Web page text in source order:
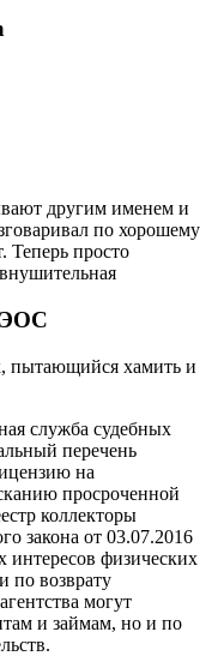
другим именем и
по хорошему
Теперь просто
ЭОС
пытающийся хамить и
служба судебных
перечень
на
просроченной
коллекторы
закона от 03.07.2016
физических
по возврату
могут
и займам, но и по